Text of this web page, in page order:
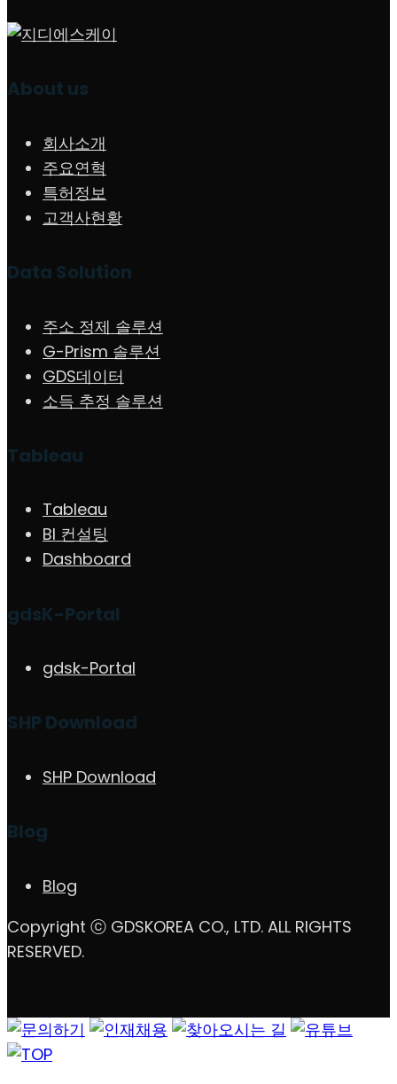
About us
회사소개
주요연혁
특허정보
고객사현황
Data Solution
주소 정제 솔루션
G-Prism 솔루션
GDS데이터
소득 추정 솔루션
Tableau
Tableau
BI 컨설팅
Dashboard
gdsK-Portal
gdsk-Portal
SHP Download
SHP Download
Blog
Blog
Copyright ⓒ GDSKOREA CO., LTD. ALL RIGHTS
RESERVED.